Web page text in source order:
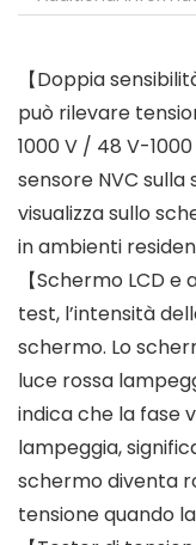
【Doppia
può rilevare
1000 V / 48 V-
sensore NVC
visualizza sullo
in ambienti
【Schermo LCD
test, l’intensità
schermo. Lo
luce rossa
indica che la fase
lampeggia,
schermo diventa
tensione quando